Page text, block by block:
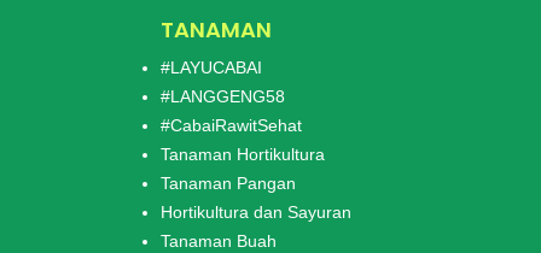
TANAMAN
#LAYUCABAI
#LANGGENG58
#CabaiRawitSehat
Tanaman Hortikultura
Tanaman Pangan
Hortikultura dan Sayuran
Tanaman Buah